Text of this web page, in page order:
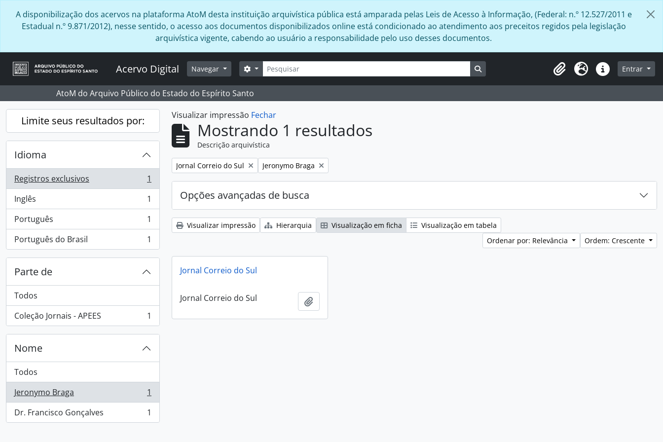
A disponibilização dos acervos na plataforma AtoM desta instituição arquivística pública está amparada pelas Leis de Acesso à Informação, (Federal: n.º 12.527/2011 e
Estadual n.º 9.871/2012), nesse sentido, o acesso aos documentos disponibilizados online está condicionado ao atendimento aos preceitos regidos pela legislação
arquivística vigente, cabendo ao usuário a responsabilidade pelo uso desses documentos.
Acervo Digital Navegar Buscar
Opções de busca Busque na página de navegação
Área de Transferência
Idioma Atalhos Entrar
AtoM do Arquivo Público do Estado do Espírito Santo
Limite seus resultados por:
Idioma
Registros exclusivos
, 1 resultados
1
Inglês
, 1 resultados
1
Português
, 1 resultados
1
Português do Brasil
, 1 resultados 1
Parte de
Todos
Coleção Jornais - APEES
, 1 resultados 1
Nome
Todos
Jeronymo Braga
, 1 resultados
1
Dr. Francisco Gonçalves
, 1 resultados 1
Visualizar impressão Fechar
Mostrando 1 resultados
Descrição arquivística
Remover filtro:
Jornal Correio do Sul Remover filtro:
Jeronymo Braga
Opções avançadas de busca
Visualizar impressão Hierarquia Visualização em ficha
Visualização em tabela
Ordenar por: Relevância
Ordem: Crescente
Jornal Correio do Sul
Jornal Correio do Sul